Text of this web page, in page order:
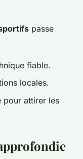
passe
fiable.
locales.
pour attirer les